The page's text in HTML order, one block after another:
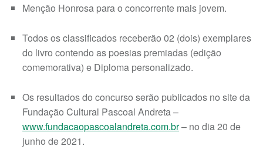
Menção Honrosa para o concorrente mais jovem.
Todos os classificados receberão 02 (dois) exemplares
do livro contendo as poesias premiadas (edição
comemorativa) e Diploma personalizado.
Os resultados do concurso serão publicados no site da
Fundação Cultural Pascoal Andreta –
www.fundacaopascoalandreta.com.br– no dia 20 de
junho de 2021.